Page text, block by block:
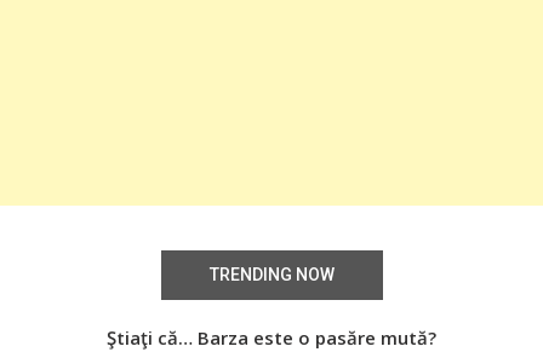
TRENDING NOW
Ştiaţi că… Barza este o pasăre mută?